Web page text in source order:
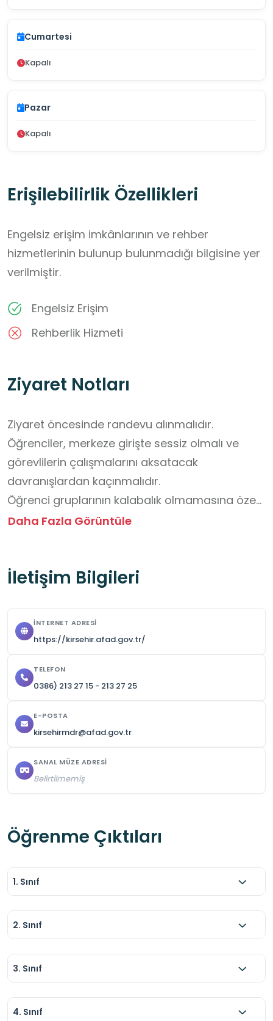
Cumartesi
Kapalı
Pazar
Kapalı
Erişilebilirlik Özellikleri
Engelsiz erişim imkânlarının ve rehber
hizmetlerinin bulunup bulunmadığı bilgisine yer
verilmiştir.
Engelsiz Erişim
Rehberlik Hizmeti
Ziyaret Notları
Ziyaret öncesinde randevu alınmalıdır.
Öğrenciler, merkeze girişte sessiz olmalı ve
görevlilerin çalışmalarını aksatacak
davranışlardan kaçınmalıdır.
Öğrenci gruplarının kalabalık olmamasına özen
gösterilmelidir.
Daha Fazla Görüntüle
İletişim Bilgileri
İNTERNET ADRESI
https://kirsehir.afad.gov.tr/
TELEFON
0386) 213 27 15 - 213 27 25
E-POSTA
kirsehirmdr@afad.gov.tr
SANAL MÜZE ADRESI
Belirtilmemiş
Öğrenme Çıktıları
1. Sınıf
2. Sınıf
3. Sınıf
4. Sınıf